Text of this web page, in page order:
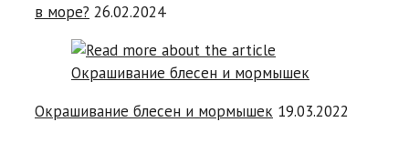
в море? 26.02.2024
Окрашивание блесен и мормышек 19.03.2022